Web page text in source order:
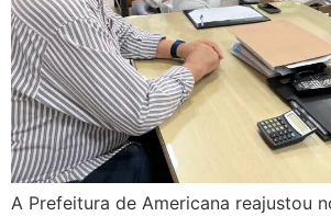
A Prefeitura de Americana reajustou